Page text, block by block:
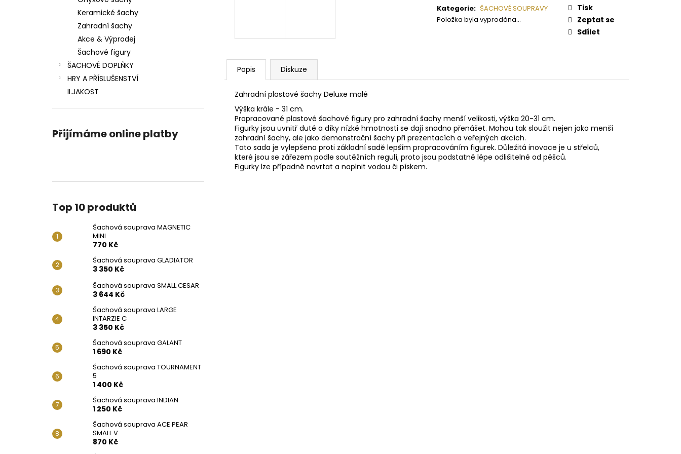
Keramické šachy
Zahradní šachy
Akce & Výprodej
Šachové figury
ŠACHOVÉ DOPLŇKY
HRY A PŘÍSLUŠENSTVÍ
II.JAKOST
Přijímáme online platby
Top 10 produktů
Šachová souprava MAGNETIC
MINI
770 Kč
Šachová souprava GLADIATOR
3 350 Kč
Šachová souprava SMALL CESAR
3 644 Kč
Šachová souprava LARGE
INTARZIE C
3 350 Kč
Šachová souprava GALANT
1 690 Kč
Šachová souprava TOURNAMENT
5
1 400 Kč
Šachová souprava INDIAN
1 250 Kč
Šachová souprava ACE PEAR
SMALL V
870 Kč
cena:
Kategorie: ŠACHOVÉ SOUPRAVY
Položka byla vyprodána…
Tisk
Zeptat se
Sdílet
Popis Diskuze
Zahradní plastové šachy Deluxe malé
Výška krále - 31 cm.
Propracované plastové šachové figury pro zahradní šachy menší velikosti, výška 20-31 cm.
Figurky jsou uvnitř duté a díky nízké hmotnosti se dají snadno přenášet. Mohou tak sloužit nejen jako menší
zahradní šachy, ale jako demonstrační šachy při prezentacích a veřejných akcích.
Tato sada je vylepšena proti základní sadě lepším propracováním figurek. Důležitá inovace je u střelců,
které jsou se zářezem podle soutěžních regulí, proto jsou podstatně lépe odlišitelné od pěšců.
Figurky lze případně navrtat a naplnit vodou či pískem.
ŠACHOVÁ SOUPRAVA MAGNETIC MINI
770 Kč
ŠACHOVÁ SOUPRAVA SMALL CESAR